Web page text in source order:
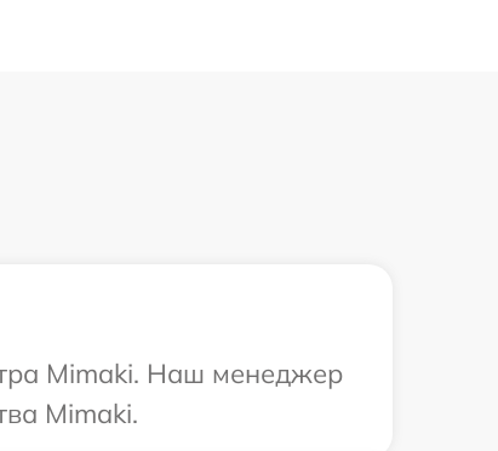
Mimaki. Наш менеджер
Mimaki.